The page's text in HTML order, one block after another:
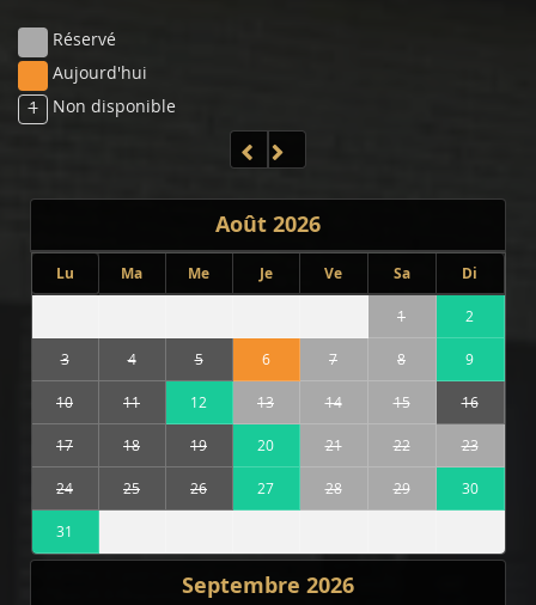
Réservé
Aujourd'hui
1
Non disponible
Août 2026
Lu Ma Me Je Ve Sa Di
1 2
3 4 5 6 7 8 9
10 11 12 13 14 15 16
17 18 19 20 21 22 23
24 25 26 27 28 29 30
31
Septembre 2026